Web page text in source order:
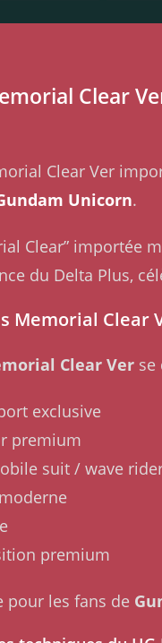
Clear
Clear Ver
Unicorn.
Clear” importée
du Delta Plus,
Memorial
Clear Ver se
exclusive
premium
suit / wave
premium
pour les fans de